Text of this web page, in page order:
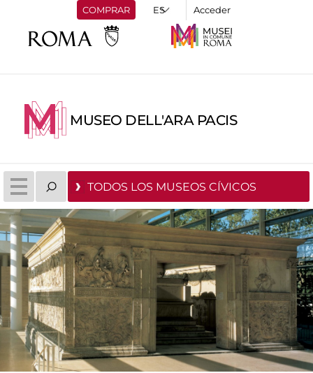
COMPRAR Acceder
MUSEO DELL'ARA PACIS
TODOS LOS MUSEOS CÍVICOS